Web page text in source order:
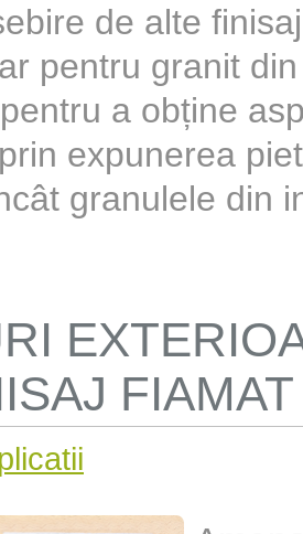
de alte
pentru granit
a obține
expunerea
granulele din
FIAMAT